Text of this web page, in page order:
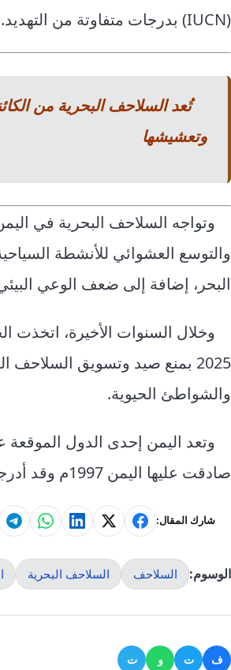
(IUCN) بدرجات متفاوتة من التهديد.
تُعد السلاحف البحرية من
وتعشيشها
وتواجه السلاحف البحرية في
والتوسع العشوائي للأنشطة
البحر، إضافة إلى ضعف الوعي
وخلال السنوات الأخيرة، اتخذت
2025 بمنع صيد وتسويق
والشواطئ الحيوية.
وتعد اليمن إحدى الدول الموقعة
صادقت عليها اليمن 1997م وقد أدرجت السلاحف البحرية في الملحق من هذه الاتفاقية
شارك المقال:
الوسوم: السلاحف السلاحف البحرية
ف ت و ت